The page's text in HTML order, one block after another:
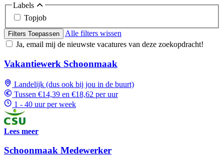
Labels
Topjob
Filters Toepassen
Alle filters wissen
Ja, email mij de nieuwste vacatures van deze zoekopdracht!
Vakantiewerk Schoonmaak
Landelijk (dus ook bij jou in de buurt)
Tussen €14,39 en €18,62 per uur
1 - 40 uur per week
Lees meer
Schoonmaak Medewerker